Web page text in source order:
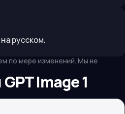
русском.
по мере изменений. Мы не
GPT Image 1